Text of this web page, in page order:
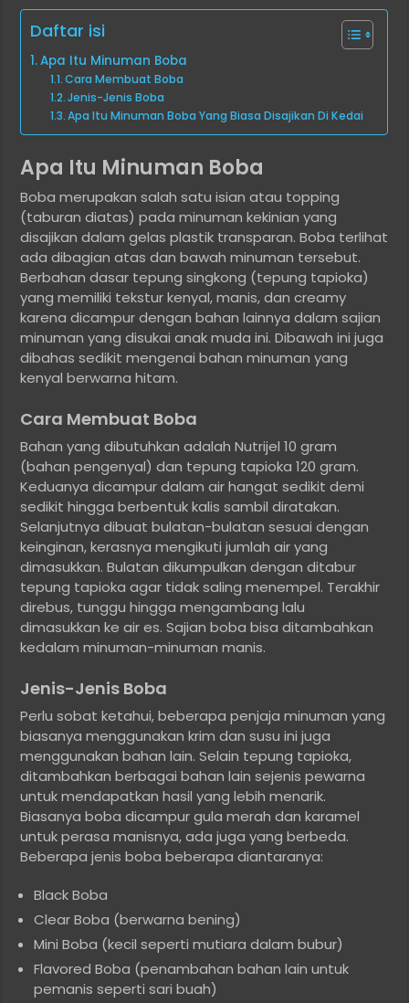
Daftar isi
Apa Itu Minuman Boba
Cara Membuat Boba
Jenis-Jenis Boba
Apa Itu Minuman Boba Yang Biasa Disajikan Di Kedai
Apa Itu Minuman Boba
Boba merupakan salah satu isian atau topping
(taburan diatas) pada minuman kekinian yang
disajikan dalam gelas plastik transparan. Boba terlihat
ada dibagian atas dan bawah minuman tersebut.
Berbahan dasar tepung singkong (tepung tapioka)
yang memiliki tekstur kenyal, manis, dan creamy
karena dicampur dengan bahan lainnya dalam sajian
minuman yang disukai anak muda ini. Dibawah ini juga
dibahas sedikit mengenai bahan minuman yang
kenyal berwarna hitam.
Cara Membuat Boba
Bahan yang dibutuhkan adalah Nutrijel 10 gram
(bahan pengenyal) dan tepung tapioka 120 gram.
Keduanya dicampur dalam air hangat sedikit demi
sedikit hingga berbentuk kalis sambil diratakan.
Selanjutnya dibuat bulatan-bulatan sesuai dengan
keinginan, kerasnya mengikuti jumlah air yang
dimasukkan. Bulatan dikumpulkan dengan ditabur
tepung tapioka agar tidak saling menempel. Terakhir
direbus, tunggu hingga mengambang lalu
dimasukkan ke air es. Sajian boba bisa ditambahkan
kedalam minuman-minuman manis.
Jenis-Jenis Boba
Perlu sobat ketahui, beberapa penjaja minuman yang
biasanya menggunakan krim dan susu ini juga
menggunakan bahan lain. Selain tepung tapioka,
ditambahkan berbagai bahan lain sejenis pewarna
untuk mendapatkan hasil yang lebih menarik.
Biasanya boba dicampur gula merah dan karamel
untuk perasa manisnya, ada juga yang berbeda.
Beberapa jenis boba beberapa diantaranya:
Black Boba
Clear Boba (berwarna bening)
Mini Boba (kecil seperti mutiara dalam bubur)
Flavored Boba (penambahan bahan lain untuk
pemanis seperti sari buah)